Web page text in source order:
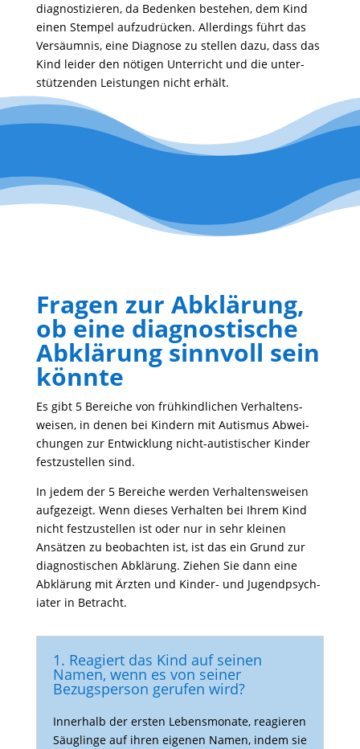
diagnos­ti­zieren, da Bedenken bestehen, dem Kind
einen Stempel aufzu­drü­cken. Aller­dings führt das
Versäumnis, eine Diagnose zu stellen dazu, dass das
Kind leider den nötigen Unter­richt und die unter­
stüt­zenden Leis­tungen nicht erhält.
Fragen zur Abklärung,
ob eine diagnostische
Abklärung sinnvoll sein
könnte
Es gibt 5 Bereiche von früh­kind­li­chen Verhal­tens­
weisen, in denen bei Kindern mit Autismus Abwei­
chungen zur Entwick­lung nicht-autis­ti­scher Kinder
fest­zu­stellen sind.
In jedem der 5 Bereiche werden Verhal­tens­weisen
aufge­zeigt. Wenn dieses Verhalten bei Ihrem Kind
nicht fest­zu­stellen ist oder nur in sehr kleinen
Ansätzen zu beob­achten ist, ist das ein Grund zur
diagnos­ti­schen Abklä­rung. Ziehen Sie dann eine
Abklä­rung mit Ärzten und Kinder- und Jugend­psych­
iater in Betracht.
1. Reagiert das Kind auf seinen
Namen, wenn es von seiner
Bezugsperson gerufen wird?
Inner­halb der ersten Lebens­mo­nate, reagieren
Säug­linge auf ihren eigenen Namen, indem sie